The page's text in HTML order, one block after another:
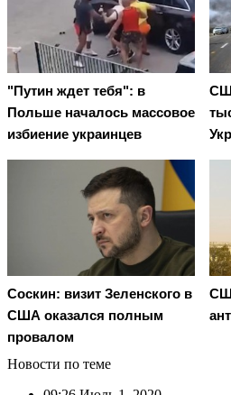
"Путин ждет тебя": в
Польше началось массовое
избиение украинцев
Соскин: визит Зеленского в
США оказался полным
провалом
Новости по теме